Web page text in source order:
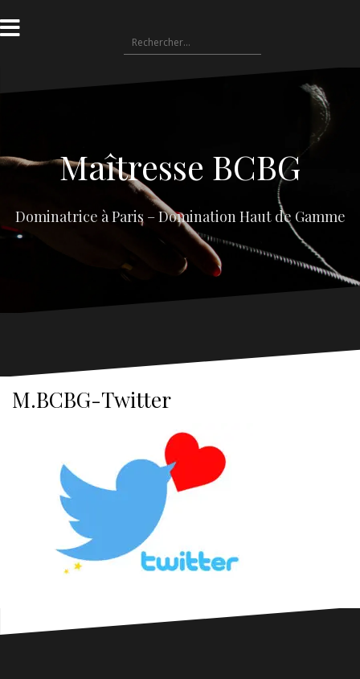
au
contenu
Rechercher :
Maîtresse BCBG
Dominatrice à Paris – Domination Haut de Gamme
M.BCBG-Twitter